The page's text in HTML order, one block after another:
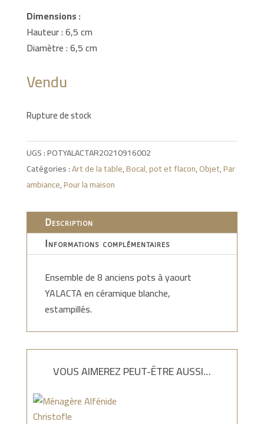
Dimensions :
Hauteur : 6,5 cm
Diamètre : 6,5 cm
Vendu
Rupture de stock
UGS :POTYALACTAR20210916002
Catégories :Art de la table,Bocal, pot et flacon,Objet,Par
ambiance,Pour la maison
Description
Informations complémentaires
Ensemble de 8 anciens pots à yaourt
YALACTA en céramique blanche,
estampillés.
VOUS AIMEREZ PEUT-ÊTRE AUSSI…